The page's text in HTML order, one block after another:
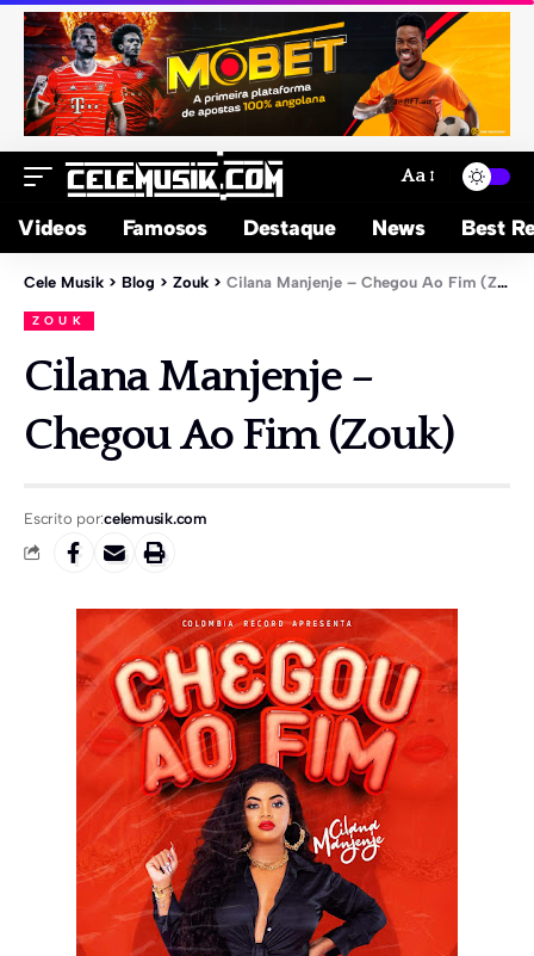
Aa
Videos Famosos Destaque News Best
Cele Musik > Blog > Zouk > Cilana Manjenje – Chegou Ao Fim (Zouk)
ZOUK
Cilana Manjenje –
Chegou Ao Fim (Zouk)
Escrito por:celemusik.com